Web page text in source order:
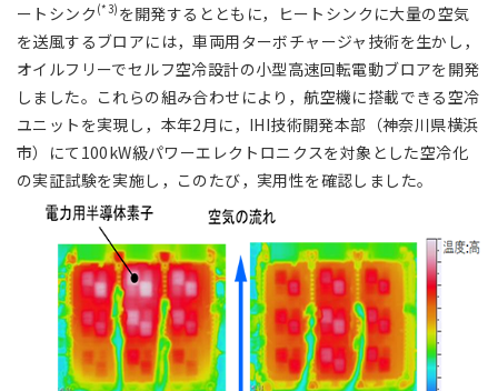
ートシンク (*3) を開発するとともに，ヒートシンクに大量の空気
を送風するブロアには，車両用ターボチャージャ技術を生かし，
オイルフリーでセルフ空冷設計の小型高速回転電動ブロアを開発
しました。これらの組み合わせにより，航空機に搭載できる空冷
ユニットを実現し，本年2月に，IHI技術開発本部（神奈川県横浜
市）にて100kW級パワーエレクトロニクスを対象とした空冷化
の実証試験を実施し，このたび，実用性を確認しました。